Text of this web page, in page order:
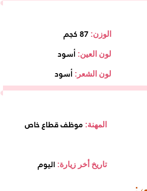
الوزن: 87 كجم
لون العين: أسود
لون الشعر: أسود
المهنة: موظف قطاع خاص
تاريخ أخر زيارة: اليوم